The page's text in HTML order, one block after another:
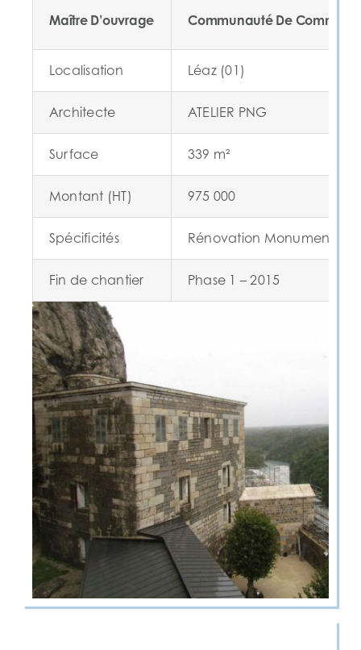
Maître D’ouvrage Communauté De
Localisation Léaz (01)
Architecte ATELIER PNG
Surface 339 m²
Montant (HT) 975 000
Spécificités Rénovation Monument
Fin de chantier Phase 1 – 2015